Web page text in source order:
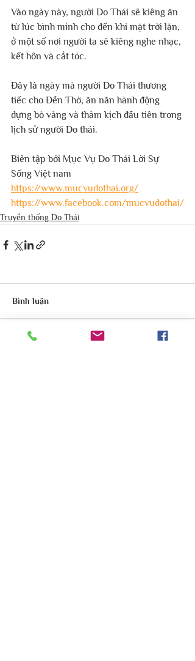
Vào ngày này, người Do Thái sẽ kiêng ăn
từ lúc bình minh cho đến khi mặt trời lặn,
ở một số nơi người ta sẽ kiêng nghe nhạc,
kết hôn và cắt tóc.
Đây là ngày mà người Do Thái thương
tiếc cho Đền Thờ, ăn năn hành động
dựng bò vàng và thảm kịch đầu tiên trong
lịch sử người Do thái.
Biên tập bởi Mục Vụ Do Thái Lời Sự
Sống Việt nam
https://www.mucvudothai.org/
https://www.facebook.com/mucvudothai/
Truyền thống Do Thái
Bình luận